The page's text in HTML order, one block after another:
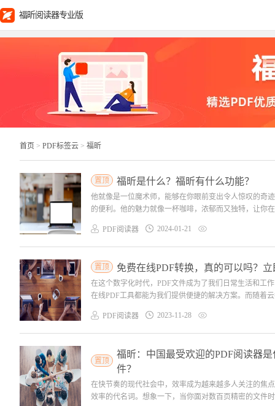
福昕阅读器专业版
首页 > PDF标签云 > 福昕
置顶 福昕是什么？福昕有什么功能？
他就像是一位魔术师，能够在你眼前变出令人惊叹的奇
的便利。他的魅力就像一杯咖啡，浓郁而又独特，让你
PDF阅读器 2024-01-21
置顶 免费在线PDF转换，真的可以吗？
在这个数字化时代，PDF文件成为了我们日常生活和工
在线PDF工具都能为我们提供便捷的解决方案。而随着
PDF阅读器 2023-11-28
置顶
福昕：中国最受欢迎的PDF阅读器
件？
在快节奏的现代社会中，效率成为越来越多人关注的焦
效率的代名词。想象一下，当你面对数百页精密的文件